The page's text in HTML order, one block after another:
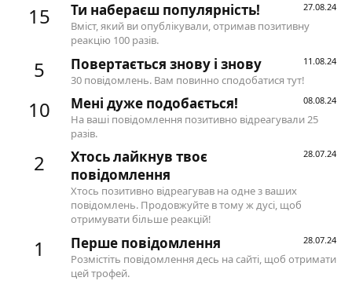
15 27.08.24
Ти набераєш популярність!
Вміст, який ви опублікували, отримав позитивну
реакцію 100 разів.
5 11.08.24
Повертається знову і знову
30 повідомлень. Вам повинно сподобатися тут!
10 08.08.24
Мені дуже подобається!
На ваші повідомлення позитивно відреагували 25
разів.
2 28.07.24
Хтось лайкнув твоє
повідомлення
Хтось позитивно відреагував на одне з ваших
повідомлень. Продовжуйте в тому ж дусі, щоб
отримувати більше реакцій!
1 28.07.24
Перше повідомлення
Розмістіть повідомлення десь на сайті, щоб отримати
цей трофей.